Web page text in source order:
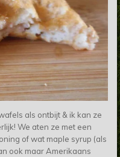
als ontbijt & ik kan ze
We aten ze met een
of wat maple syrup (als
ook maar Amerikaans